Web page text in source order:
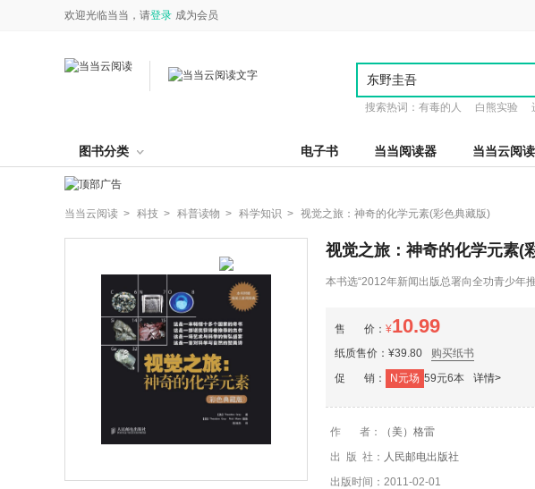
欢迎光临当当，请登录 成为会员
搜索热词： 有毒的人 白熊实验
图书分类 电子书 当当阅读器 当当云阅
当当云阅读 > 科技 > 科普读物 > 科学知识 > 视觉之旅：神奇的化学元素(彩色典藏版)
视觉之旅：神奇的化学元素(
本书选“2012年新闻出版总署向全功青少年
第六届吴大猷科学普及著作奖翻译类佳作奖。
售 价： ¥10.99
纸质售价：¥39.80 购买纸书
促 销： N元场 59元6本 详情>
作 者：
（美）格雷
出 版 社： 人民邮电出版社
出版时间：2011-02-01